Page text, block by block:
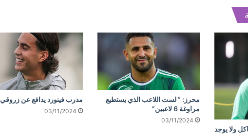
ولا يوجد
محرز: ” لست اللاعب الذي يستطيع
مراوغة 6 لاعبين”
03/11/2024
مدرب فينورد يدافع عن زروقي
03/11/2024